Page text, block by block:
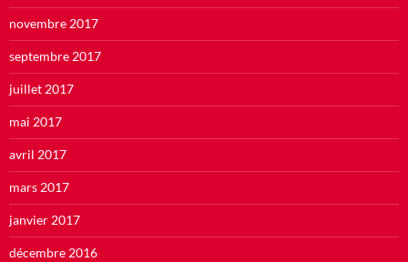
novembre 2017
septembre 2017
juillet 2017
mai 2017
avril 2017
mars 2017
janvier 2017
décembre 2016